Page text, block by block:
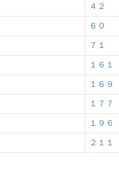
４２
６０
７１
１６１
１６９
１７７
１９６
２１１